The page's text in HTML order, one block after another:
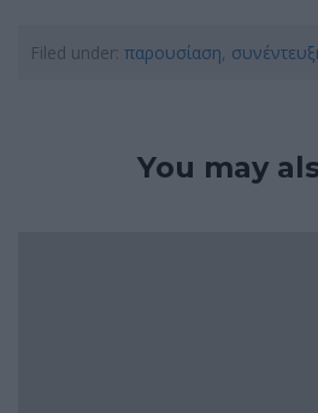
Filed under: παρουσίαση,
You may